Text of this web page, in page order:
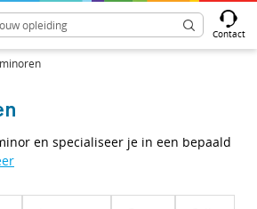
Contact
en specialiseer je in een bepaald